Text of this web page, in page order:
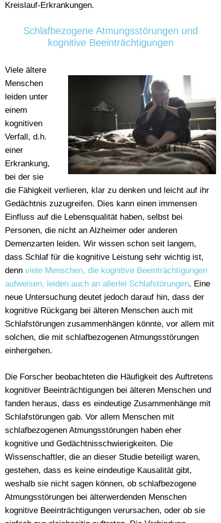
Kreislauf-Erkrankungen.
Schlafbezogene Atmungsstörungen und
kognitive Beeinträchtigungen
Viele ältere
Menschen
leiden unter
einem
kognitiven
Verfall, d.h.
einer
Erkrankung,
bei der sie
die Fähigkeit verlieren, klar zu denken und leicht auf ihr
Gedächtnis zuzugreifen. Dies kann einen immensen
Einfluss auf die Lebensqualität haben, selbst bei
Personen, die nicht an Alzheimer oder anderen
Demenzarten leiden. Wir wissen schon seit langem,
dass Schlaf für die kognitive Leistung sehr wichtig ist,
denn viele Menschen, die kognitive Beeinträchtigungen
aufweisen, leiden auch an allerlei Schlafstörungen. Eine
neue Untersuchung deutet jedoch darauf hin, dass der
kognitive Rückgang bei älteren Menschen auch mit
Schlafstörungen zusammenhängen könnte, vor allem mit
solchen, die mit schlafbezogenen Atmungsstörungen
einhergehen.
Die Forscher beobachteten die Häufigkeit des Auftretens
kognitiver Beeinträchtigungen bei älteren Menschen und
fanden heraus, dass es eindeutige Zusammenhänge mit
Schlafstörungen gab. Vor allem Menschen mit
schlafbezogenen Atmungsstörungen haben eher
kognitive und Gedächtnisschwierigkeiten. Die
Wissenschaftler, die an dieser Studie beteiligt waren,
gestehen, dass es keine eindeutige Kausalität gibt,
weshalb sie nicht sagen können, ob schlafbezogene
Atmungsstörungen bei älterwerdenden Menschen
kognitive Beeinträchtigungen verursachen, oder ob sie